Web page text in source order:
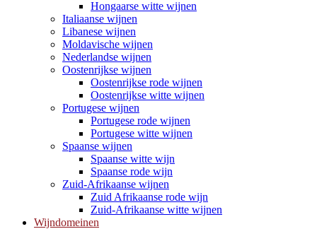
Hongaarse witte wijnen
Italiaanse wijnen
Libanese wijnen
Moldavische wijnen
Nederlandse wijnen
Oostenrijkse wijnen
Oostenrijkse rode wijnen
Oostenrijkse witte wijnen
Portugese wijnen
Portugese rode wijnen
Portugese witte wijnen
Spaanse wijnen
Spaanse witte wijn
Spaanse rode wijn
Zuid-Afrikaanse wijnen
Zuid Afrikaanse rode wijn
Zuid-Afrikaanse witte wijnen
Wijndomeinen